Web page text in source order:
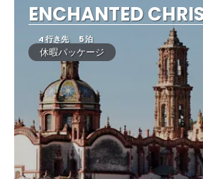
ENCHANTED
4 行き先 5 泊
休暇パッケージ